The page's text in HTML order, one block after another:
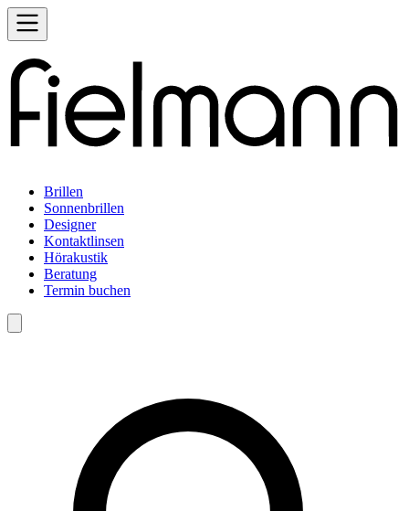
Brillen
Sonnenbrillen
Designer
Kontaktlinsen
Hörakustik
Beratung
Termin buchen